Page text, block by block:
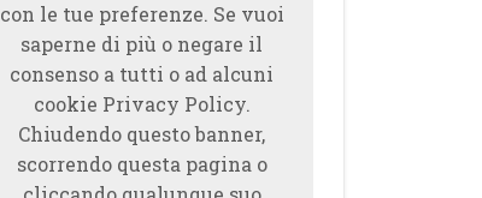
con le tue preferenze. Se vuoi
saperne di più o negare il
consenso a tutti o ad alcuni
cookie Privacy Policy.
Chiudendo questo banner,
scorrendo questa pagina o